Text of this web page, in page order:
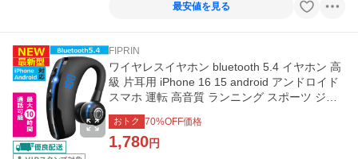
最安値を見る
FIPRIN
ワイヤレスイヤホン bluetooth 5.4 イヤホン 高
級 片耳用 iPhone 16 15 android アンドロイド
スマホ 運転 高音質 ランニング スポーツ ジム
音楽
おトク 70%OFF価格
1,780円